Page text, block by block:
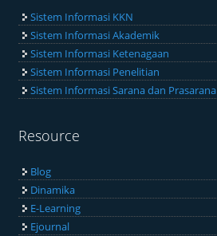
Sistem Informasi KKN
Sistem Informasi Akademik
Sistem Informasi Ketenagaan
Sistem Informasi Penelitian
Sistem Informasi Sarana dan Prasarana
Resource
Blog
Dinamika
E-Learning
Ejournal